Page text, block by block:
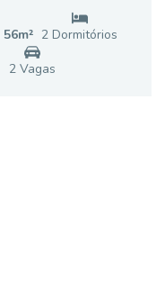
56m² 2 Dormitórios
2 Vagas